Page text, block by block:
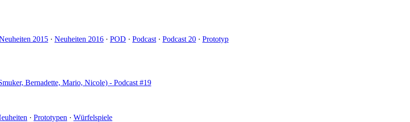
2015 · Neuheiten 2016 · POD · Podcast · Podcast 20 · Prototyp
Bernadette, Mario, Nicole) - Podcast #19
· Prototypen · Würfelspiele